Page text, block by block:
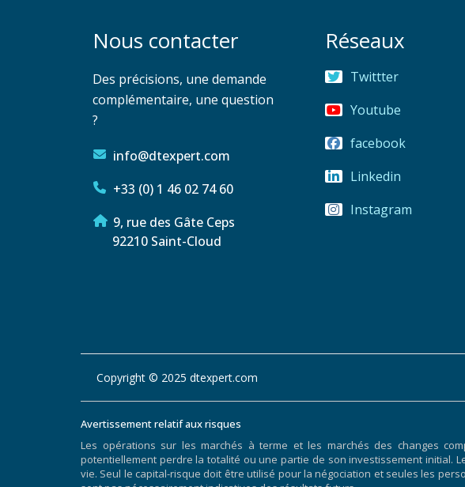
Nous contacter
Des précisions, une demande
complémentaire, une question
?
info@dtexpert.com
+33 (0) 1 46 02 74 60
9, rue des Gâte Ceps
92210 Saint-Cloud
Réseaux
Twittter
Youtube
facebook
Linkedin
Instagram
Copyright © 2025 dtexpert.com
Avertissement relatif aux risques
Les opérations sur les marchés à terme et les marchés des changes
potentiellement perdre la totalité ou une partie de son investissement initial.
vie. Seul le capital-risque doit être utilisé pour la négociation et seules les